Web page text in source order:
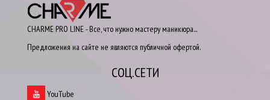
CHARME PRO LINE - Все, что нужно мастеру маникюра...
Предложения на сайте не являются публичной офертой.
СОЦ.СЕТИ
YouTube